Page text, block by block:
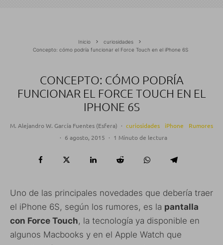
Inicio
curiosidades
Concepto: cómo podría funcionar el Force Touch en el iPhone 6S
CONCEPTO: CÓMO PODRÍA
FUNCIONAR EL FORCE TOUCH EN EL
IPHONE 6S
M. Alejandro W. García Fuentes (Esfera) · curiosidades iPhone
Rumores
· 6 agosto, 2015 · 1 Minuto de lectura
Uno de las principales novedades que debería traer
el iPhone 6S, según los rumores, es la pantalla
con Force Touch, la tecnología ya disponible en
algunos Macbooks y en el Apple Watch que